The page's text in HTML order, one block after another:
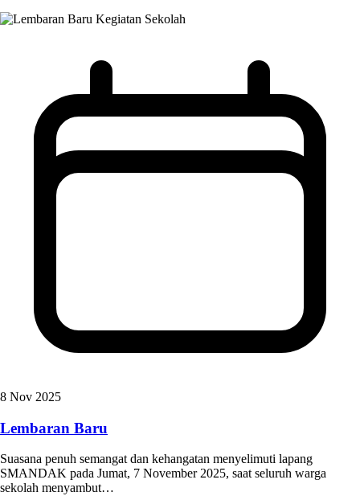
Kegiatan Sekolah
8 Nov 2025
Lembaran Baru
Suasana penuh semangat dan kehangatan menyelimuti lapang
SMANDAK pada Jumat, 7 November 2025, saat seluruh warga
sekolah menyambut…